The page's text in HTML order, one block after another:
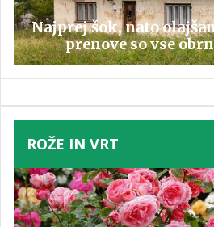
Najprej šok, nato
prenove so vse
ROŽE IN VRT